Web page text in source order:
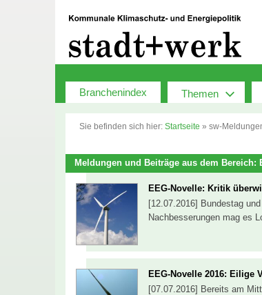
Branchenindex Themen
Sie befinden sich hier: Startseite » sw-
Meldungen und Beiträge aus dem Bereich:
EEG-Novelle: Kritik
[12.07.2016] Bundestag
Nachbesserungen mag es
EEG-Novelle 2016: Eilige
[07.07.2016] Bereits am